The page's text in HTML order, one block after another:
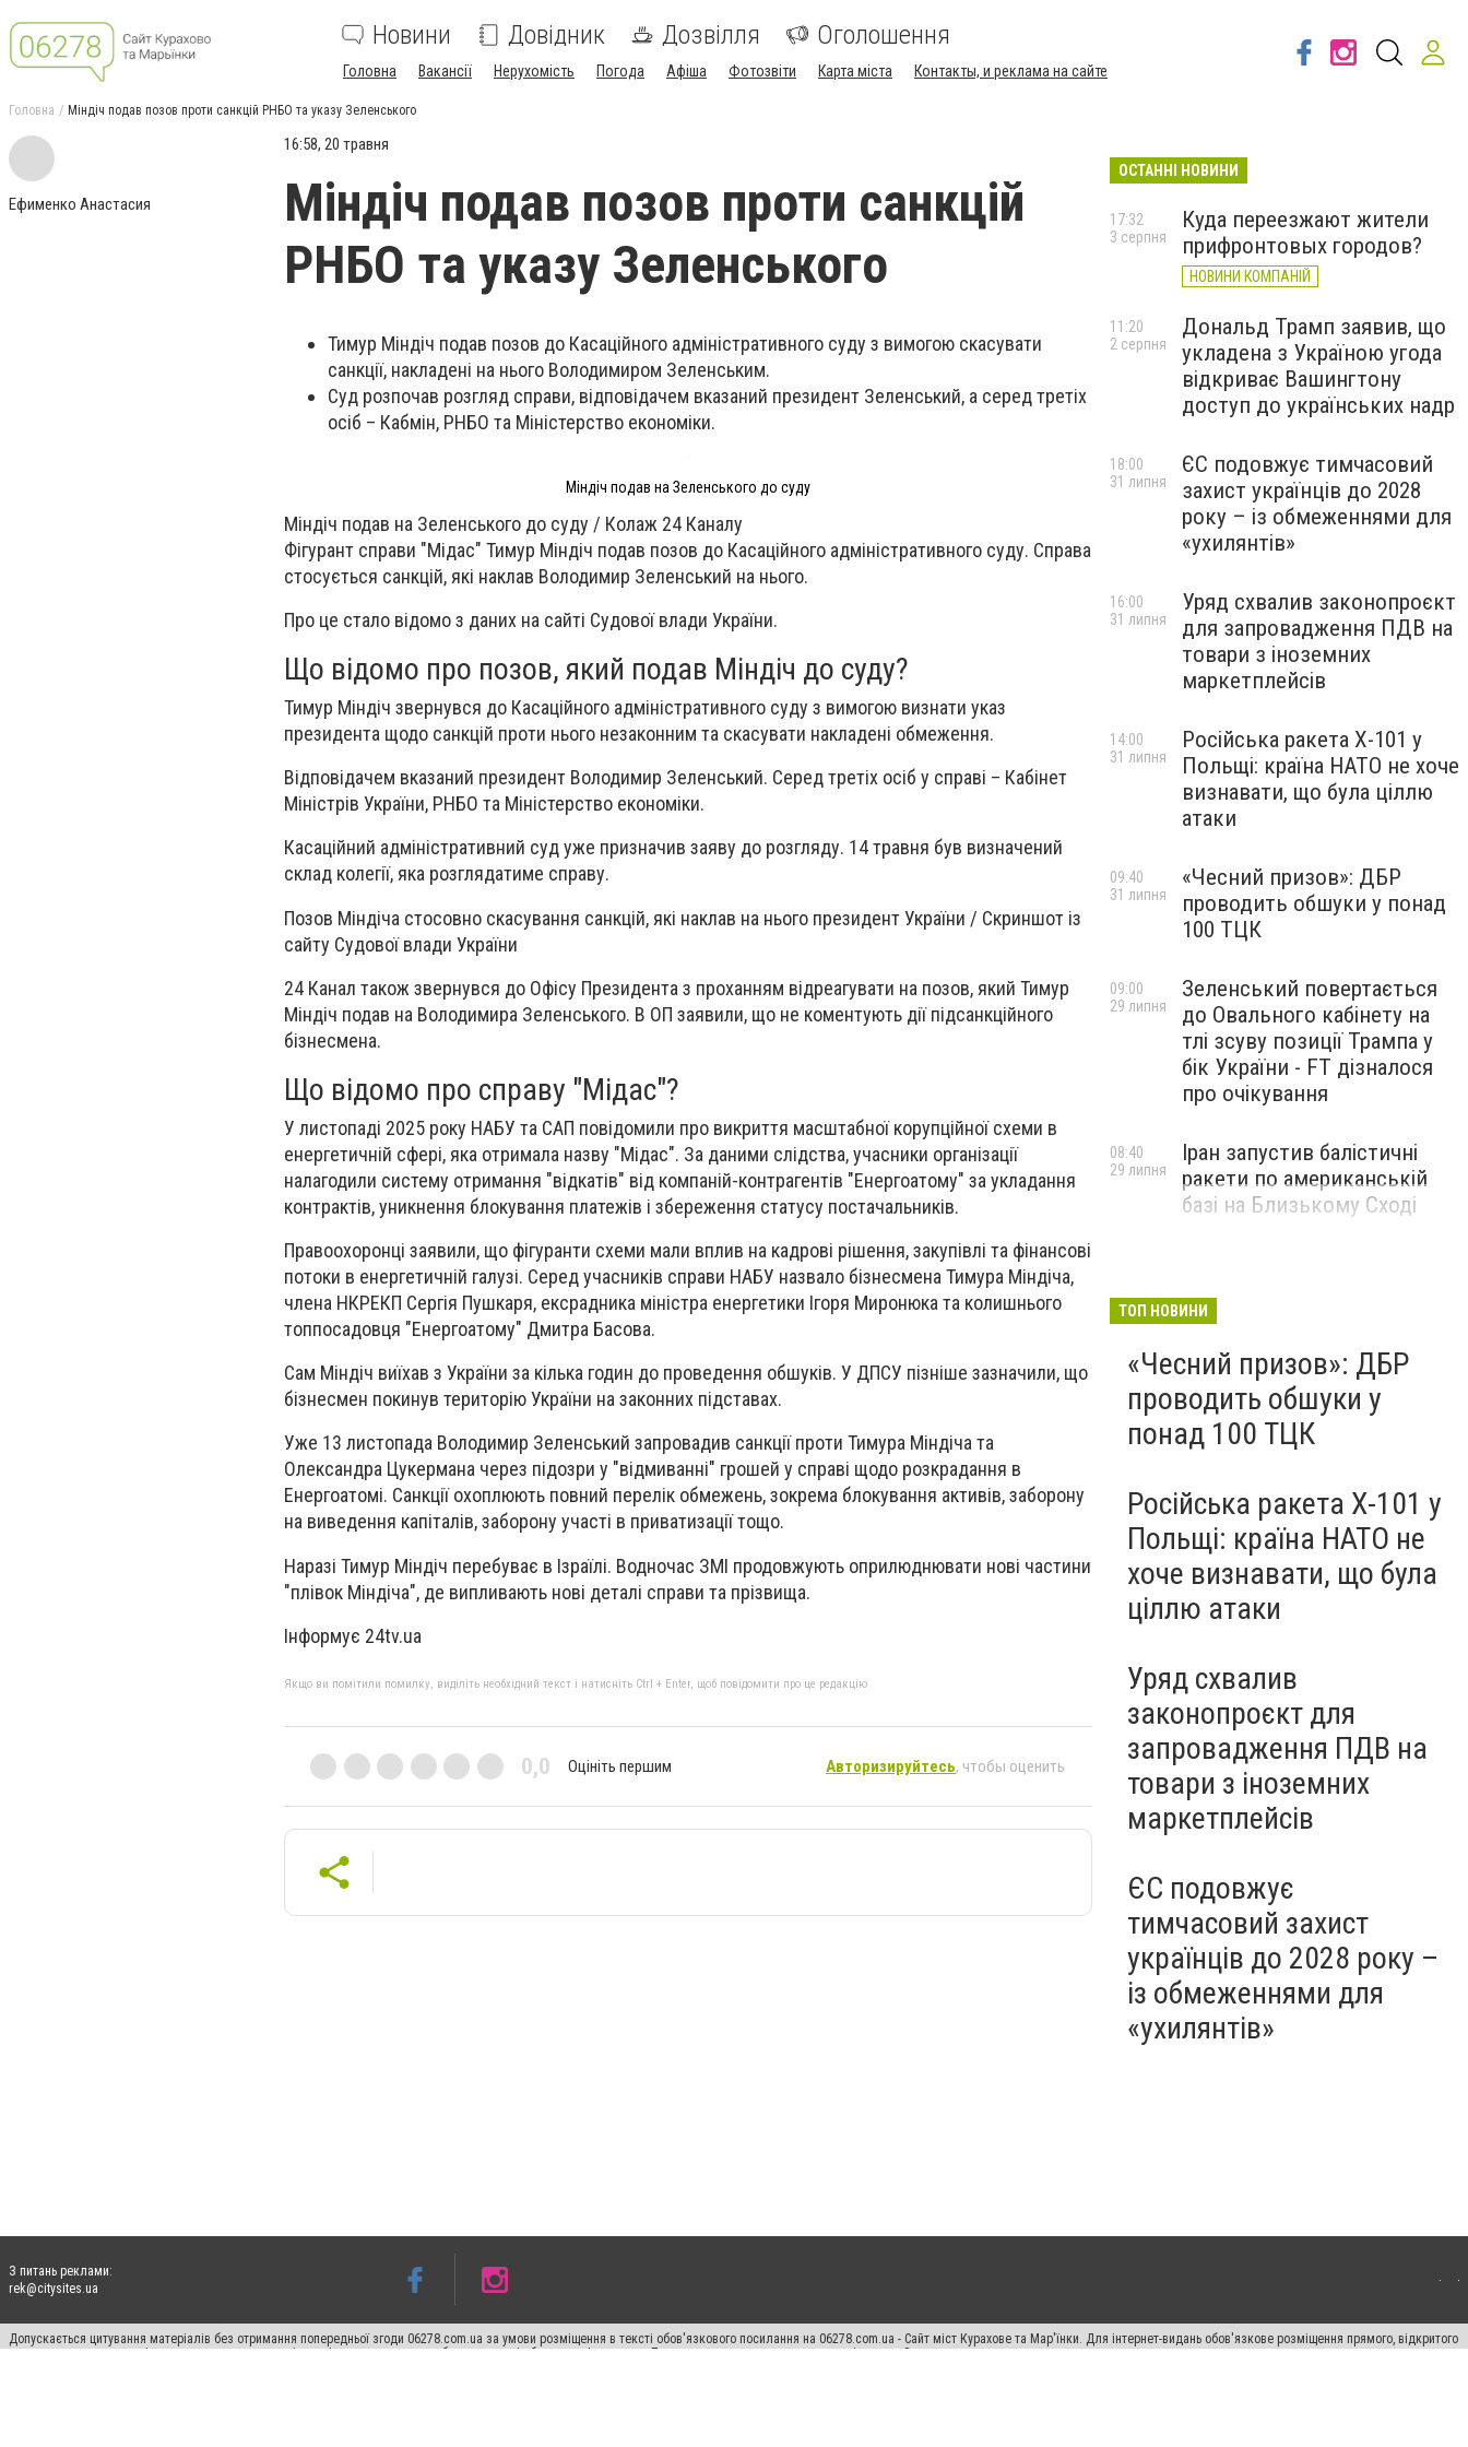
Новини Довідник Дозвілля Оголошення
Головна Вакансії Нерухомість Погода Афіша Фотозвіти Карта міста Контакты, и реклама на сайте
Головна Міндіч подав позов проти санкцій РНБО та указу Зеленського
Ефименко Анастасия
16:58, 20 травня
Міндіч подав позов проти санкцій
РНБО та указу Зеленського
Тимур Міндіч подав позов до Касаційного адміністративного суду з вимогою скасувати
санкції, накладені на нього Володимиром Зеленським.
Суд розпочав розгляд справи, відповідачем вказаний президент Зеленський, а серед третіх
осіб – Кабмін, РНБО та Міністерство економіки.
Міндіч подав на Зеленського до суду
Міндіч подав на Зеленського до суду / Колаж 24 Каналу
Фігурант справи "Мідас" Тимур Міндіч подав позов до Касаційного адміністративного суду. Справа
стосується санкцій, які наклав Володимир Зеленський на нього.
Про це стало відомо з даних на сайті Судової влади України.
Що відомо про позов, який подав Міндіч до суду?
Тимур Міндіч звернувся до Касаційного адміністративного суду з вимогою визнати указ
президента щодо санкцій проти нього незаконним та скасувати накладені обмеження.
Відповідачем вказаний президент Володимир Зеленський. Серед третіх осіб у справі – Кабінет
Міністрів України, РНБО та Міністерство економіки.
Касаційний адміністративний суд уже призначив заяву до розгляду. 14 травня був визначений
склад колегії, яка розглядатиме справу.
Позов Міндіча стосовно скасування санкцій, які наклав на нього президент України / Скриншот із
сайту Судової влади України
24 Канал також звернувся до Офісу Президента з проханням відреагувати на позов, який Тимур
Міндіч подав на Володимира Зеленського. В ОП заявили, що не коментують дії підсанкційного
бізнесмена.
Що відомо про справу "Мідас"?
У листопаді 2025 року НАБУ та САП повідомили про викриття масштабної корупційної схеми в
енергетичній сфері, яка отримала назву "Мідас". За даними слідства, учасники організації
налагодили систему отримання "відкатів" від компаній-контрагентів "Енергоатому" за укладання
контрактів, уникнення блокування платежів і збереження статусу постачальників.
Правоохоронці заявили, що фігуранти схеми мали вплив на кадрові рішення, закупівлі та фінансові
потоки в енергетичній галузі. Серед учасників справи НАБУ назвало бізнесмена Тимура Міндіча,
члена НКРЕКП Сергія Пушкаря, ексрадника міністра енергетики Ігоря Миронюка та колишнього
топпосадовця "Енергоатому" Дмитра Басова.
Сам Міндіч виїхав з України за кілька годин до проведення обшуків. У ДПСУ пізніше зазначили, що
бізнесмен покинув територію України на законних підставах.
Уже 13 листопада Володимир Зеленський запровадив санкції проти Тимура Міндіча та
Олександра Цукермана через підозри у "відмиванні" грошей у справі щодо розкрадання в
Енергоатомі. Санкції охоплюють повний перелік обмежень, зокрема блокування активів, заборону
на виведення капіталів, заборону участі в приватизації тощо.
Наразі Тимур Міндіч перебуває в Ізраїлі. Водночас ЗМІ продовжують оприлюднювати нові частини
"плівок Міндіча", де випливають нові деталі справи та прізвища.
Інформує 24tv.ua
Якщо ви помітили помилку, виділіть необхідний текст і натисніть Ctrl + Enter, щоб повідомити про це редакцію
0,0 Оцініть першим Авторизируйтесь, чтобы оценить
ОСТАННІ НОВИНИ
Куда переезжают жители
прифронтовых городов?
НОВИНИ КОМПАНІЙ
17:32
3 серпня
Дональд Трамп заявив, що
укладена з Україною угода
відкриває Вашингтону
доступ до українських надр
11:20
2 серпня
ЄС подовжує тимчасовий
захист українців до 2028
року – із обмеженнями для
«ухилянтів»
18:00
31 липня
Уряд схвалив законопроєкт
для запровадження ПДВ на
товари з іноземних
маркетплейсів
16:00
31 липня
Російська ракета Х-101 у
Польщі: країна НАТО не хоче
визнавати, що була ціллю
атаки
14:00
31 липня
«Чесний призов»: ДБР
проводить обшуки у понад
100 ТЦК
09:40
31 липня
Зеленський повертається
до Овального кабінету на
тлі зсуву позиції Трампа у
бік України - FT дізналося
про очікування
09:00
29 липня
Іран запустив балістичні
ракети по американській
базі на Близькому Сході
08:40
29 липня
ТОП НОВИНИ
«Чесний призов»: ДБР
проводить обшуки у
понад 100 ТЦК
Російська ракета Х-101 у
Польщі: країна НАТО не
хоче визнавати, що була
ціллю атаки
Уряд схвалив
законопроєкт для
запровадження ПДВ на
товари з іноземних
маркетплейсів
ЄС подовжує
тимчасовий захист
українців до 2028 року –
із обмеженнями для
«ухилянтів»
З питань реклами:
rek@citysites.ua
Допускається цитування матеріалів без отримання попередньої згоди 06278.com.ua за умови розміщення в тексті обов'язкового посилання на 06278.com.ua - Сайт міст Курахове та Мар'їнки. Для інтернет-видань обов'язкове розміщення прямого, відкритого
для пошукових систем гіперпосилання на цитовані статті не нижче другого абзацу в тексті або в якості джерела. Порушення виняткових прав переслідується Законом.